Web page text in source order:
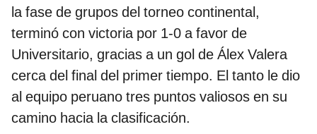
la fase de grupos del torneo continental,
terminó con victoria por 1-0 a favor de
Universitario, gracias a un gol de Álex Valera
cerca del final del primer tiempo. El tanto le dio
al equipo peruano tres puntos valiosos en su
camino hacia la clasificación.